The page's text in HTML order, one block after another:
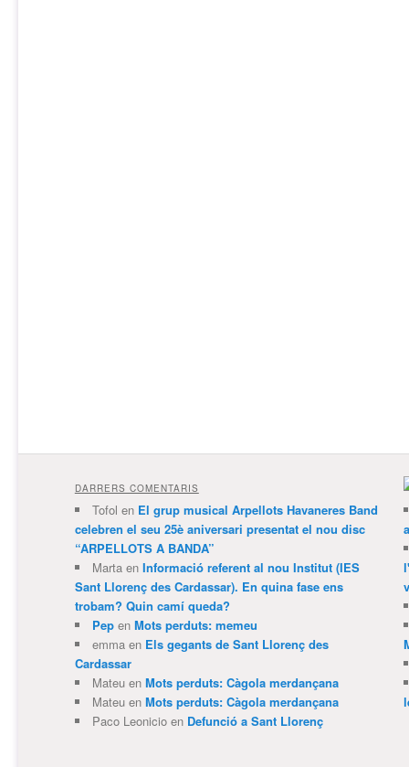
DARRERS COMENTARIS
Tofol en El grup musical Arpellots Havaneres Band
celebren el seu 25è aniversari presentat el nou disc
“ARPELLOTS A BANDA”
Martaen Informació referent al nou Institut (IES
Sant Llorenç des Cardassar). En quina fase ens
trobam? Quin camí queda?
Pepen Mots perduts: memeu
emmaen Els gegants de Sant Llorenç des
Cardassar
Mateuen Mots perduts: Càgola merdançana
Mateuen Mots perduts: Càgola merdançana
Paco Leonicioen Defunció a Sant Llorenç